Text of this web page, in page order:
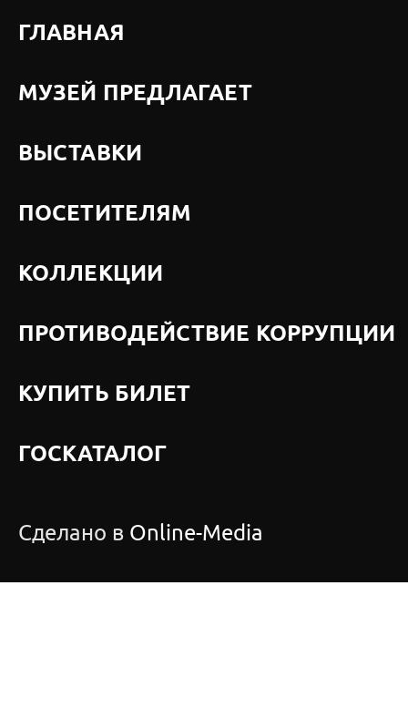
ГЛАВНАЯ
МУЗЕЙ ПРЕДЛАГАЕТ
ВЫСТАВКИ
ПОСЕТИТЕЛЯМ
КОЛЛЕКЦИИ
ПРОТИВОДЕЙСТВИЕ КОРРУПЦИИ
КУПИТЬ БИЛЕТ
ГОСКАТАЛОГ
Сделано в Online-Media